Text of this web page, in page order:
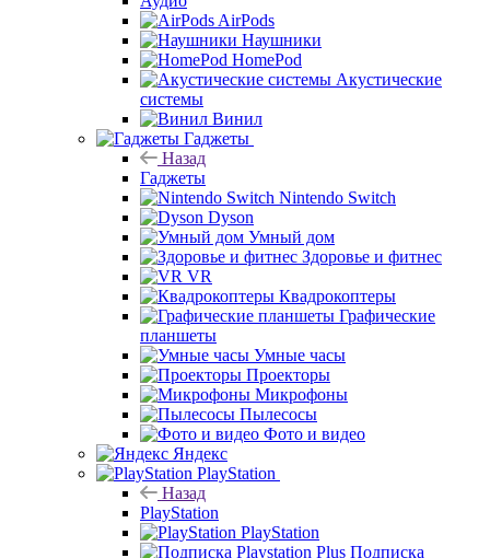
AirPods
Наушники
HomePod
Акустические
системы
Винил
Гаджеты
Назад
Гаджеты
Nintendo Switch
Dyson
Умный дом
Здоровье и фитнес
VR
Квадрокоптеры
Графические
планшеты
Умные часы
Проекторы
Микрофоны
Пылесосы
Фото и видео
Яндекс
PlayStation
Назад
PlayStation
PlayStation
Подписка